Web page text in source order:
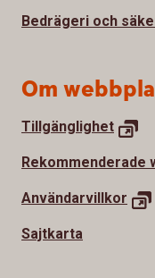
Bedrägeri och
Om
Tillgänglighet
Rekommenderade
Användarvillkor
Sajtkarta